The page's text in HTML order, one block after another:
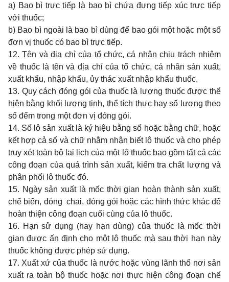
a) Bao bì trực tiếp là bao bì chứa đựng tiếp xúc trực tiếp
với thuốc;
b) Bao bì ngoài là bao bì dùng để bao gói một hoặc một số
đơn vị thuốc có bao bì trực tiếp.
12. Tên và địa chỉ của tổ chức, cá nhân chịu trách nhiệm
về thuốc là tên và địa chỉ của tổ chức, cá nhân sản xuất,
xuất khẩu, nhập khẩu, ủy thác xuất nhập khẩu thuốc.
13. Quy cách đóng gói của thuốc là lượng thuốc được thể
hiện bằng khối lượng tịnh, thể tích thực hay số lượng theo
số đếm trong một đơn vị đóng gói.
14. Số lô sản xuất là ký hiệu bằng số hoặc bằng chữ, hoặc
kết hợp cả số và chữ nhằm nhận biết lô thuốc và cho phép
truy xét toàn bộ lai lịch của một lô thuốc bao gồm tất cả các
công đoạn của quá trình sản xuất, kiểm tra chất lượng và
phân phối lô thuốc đó.
15. Ngày sản xuất là mốc thời gian hoàn thành sản xuất,
chế biến, đóng chai, đóng gói hoặc các hình thức khác để
hoàn thiện công đoạn cuối cùng của lô thuốc.
16. Hạn sử dụng (hay hạn dùng) của thuốc là mốc thời
gian được ấn định cho một lô thuốc mà sau thời hạn này
thuốc không được phép sử dụng.
17. Xuất xứ của thuốc là nước hoặc vùng lãnh thổ nơi sản
xuất ra toàn bộ thuốc hoặc nơi thực hiện công đoạn chế